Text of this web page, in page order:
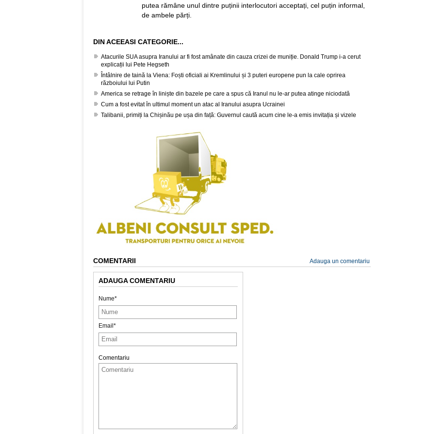
putea rămâne unul dintre puținii interlocutori acceptați, cel puțin informal,
de ambele părți.
DIN ACEEASI CATEGORIE...
Atacurile SUA asupra Iranului ar fi fost amânate din cauza crizei de muniție. Donald Trump i-a cerut
explicații lui Pete Hegseth
Întâlnire de taină la Viena: Foști oficiali ai Kremlinului și 3 puteri europene pun la cale oprirea
războiului lui Putin
America se retrage în liniște din bazele pe care a spus că Iranul nu le-ar putea atinge niciodată
Cum a fost evitat în ultimul moment un atac al Iranului asupra Ucrainei
Talibanii, primiți la Chișinău pe ușa din față: Guvernul caută acum cine le-a emis invitația și vizele
COMENTARII Adauga un comentariu
ADAUGA COMENTARIU
Nume*
Email*
Comentariu